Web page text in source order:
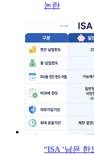
논란
“ISA ‘남은